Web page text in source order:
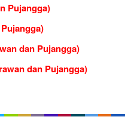
Pujangga)
dan Pujangga)
dan Pujangga)